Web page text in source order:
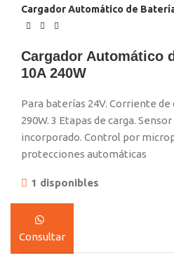
Cargador Automático de
Cargador Automático
10A 240W
Para baterías 24V. Corriente de
290W. 3 Etapas de carga.
incorporado. Control por
protecciones automáticas
1 disponibles
Consultar